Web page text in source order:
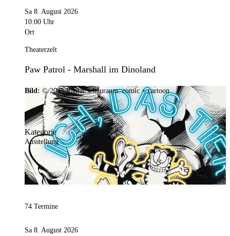
Sa 8. August 2026
10:00 Uhr
Ort
Theaterzelt
Paw Patrol - Marshall im Dinoland
Bild: © 2025 Ramar/schauraum: comic + cartoon
Kategorie
Ausstellung
74 Termine
Sa 8. August 2026